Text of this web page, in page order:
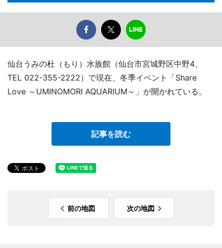
仙台うみの杜（もり）水族館（仙台市宮城野区中野4、
TEL 022-355-2222）で現在、冬季イベント「Share
Love ～UMINOMORI AQUARIUM～」が開かれている。
記事を読む
前の地図 次の地図